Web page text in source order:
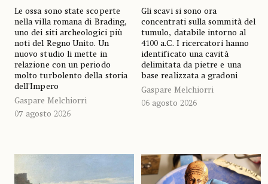
Le ossa sono state scoperte
nella villa romana di Brading,
uno dei siti archeologici più
noti del Regno Unito. Un
nuovo studio li mette in
relazione con un periodo
molto turbolento della storia
dell’Impero
Gaspare Melchiorri
07 agosto 2026
Gli scavi si sono ora
concentrati sulla sommità del
tumulo, databile intorno al
4100 a.C. I ricercatori hanno
identificato una cavità
delimitata da pietre e una
base realizzata a gradoni
Gaspare Melchiorri
06 agosto 2026